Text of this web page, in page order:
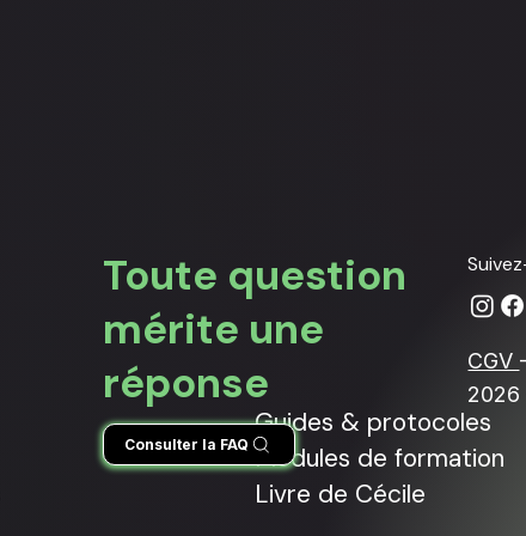
Guides & protocoles
Modules de formation
Livre de Cécile
Toute question
mérite une
réponse
Consulter la FAQ
CGV -
2026